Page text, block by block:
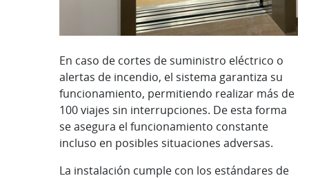
En caso de cortes de suministro eléctrico o
alertas de incendio, el sistema garantiza su
funcionamiento, permitiendo realizar más de
100 viajes sin interrupciones. De esta forma
se asegura el funcionamiento constante
incluso en posibles situaciones adversas.
La instalación cumple con los estándares de